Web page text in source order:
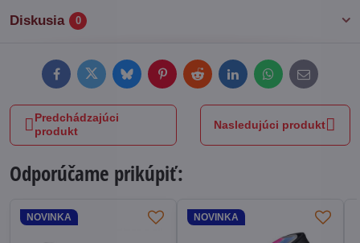
Diskusia 0
FacebookTwitterBlueskyPinterestRedditLinkedInWhatsApp
E-
mail
Predchádzajúci
produkt
Nasledujúci produkt
Odporúčame prikúpiť:
NOVINKA NOVINKA